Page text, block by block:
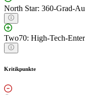
North Star: 360-Grad-
Two70: High-Tech-
Kritikpunkte